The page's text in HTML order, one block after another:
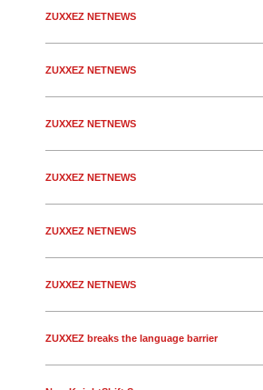
ZUXXEZ NETNEWS
ZUXXEZ NETNEWS
ZUXXEZ NETNEWS
ZUXXEZ NETNEWS
ZUXXEZ NETNEWS
ZUXXEZ NETNEWS
ZUXXEZ breaks the language barrier